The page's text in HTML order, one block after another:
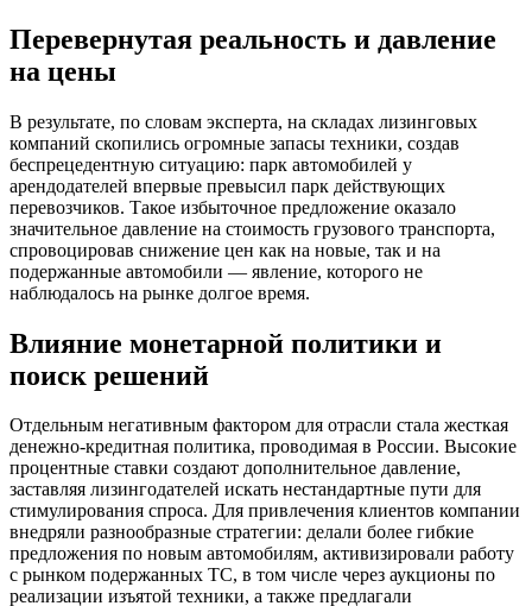
Перевернутая реальность и давление
на цены
В результате, по словам эксперта, на складах лизинговых
компаний скопились огромные запасы техники, создав
беспрецедентную ситуацию: парк автомобилей у
арендодателей впервые превысил парк действующих
перевозчиков. Такое избыточное предложение оказало
значительное давление на стоимость грузового транспорта,
спровоцировав снижение цен как на новые, так и на
подержанные автомобили — явление, которого не
наблюдалось на рынке долгое время.
Влияние монетарной политики и
поиск решений
Отдельным негативным фактором для отрасли стала жесткая
денежно-кредитная политика, проводимая в России. Высокие
процентные ставки создают дополнительное давление,
заставляя лизингодателей искать нестандартные пути для
стимулирования спроса. Для привлечения клиентов компании
внедряли разнообразные стратегии: делали более гибкие
предложения по новым автомобилям, активизировали работу
с рынком подержанных ТС, в том числе через аукционы по
реализации изъятой техники, а также предлагали